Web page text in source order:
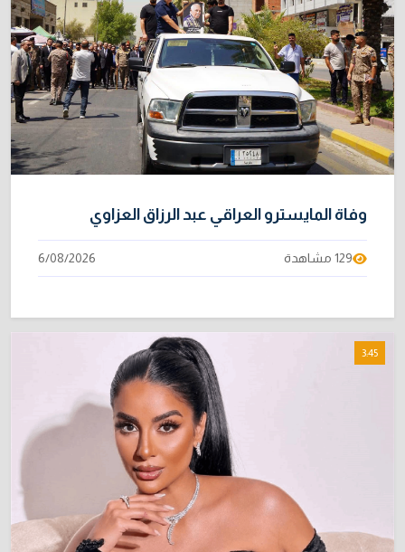
وفاة المايسترو العراقي عبد الرزاق العزاوي
129 مشاهدة 6/08/2026
3:45